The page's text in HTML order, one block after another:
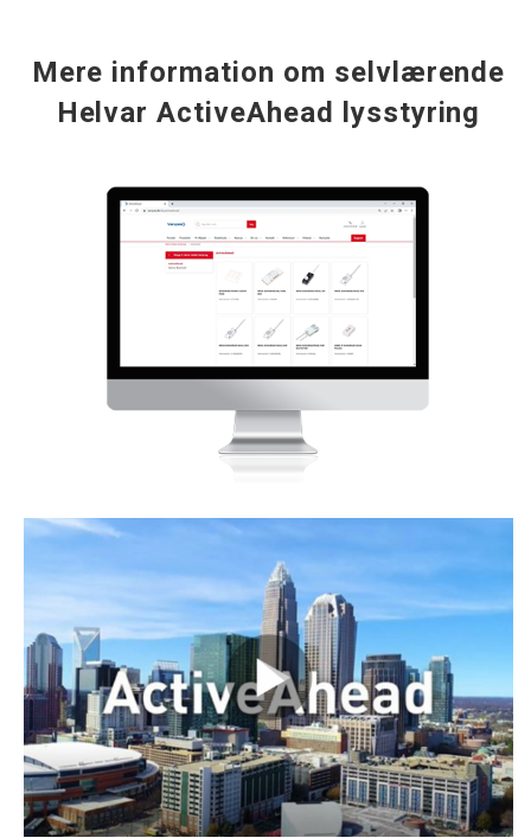
Mere information om selvlærende
Helvar ActiveAhead lysstyring